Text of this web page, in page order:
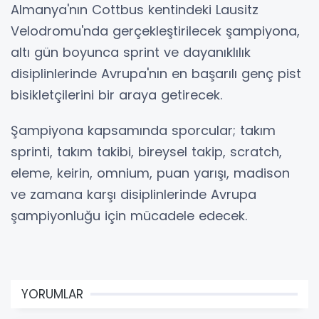
Almanya'nın Cottbus kentindeki Lausitz
Velodromu'nda gerçekleştirilecek şampiyona,
altı gün boyunca sprint ve dayanıklılık
disiplinlerinde Avrupa'nın en başarılı genç pist
bisikletçilerini bir araya getirecek.
Şampiyona kapsamında sporcular; takım
sprinti, takım takibi, bireysel takip, scratch,
eleme, keirin, omnium, puan yarışı, madison
ve zamana karşı disiplinlerinde Avrupa
şampiyonluğu için mücadele edecek.
YORUMLAR